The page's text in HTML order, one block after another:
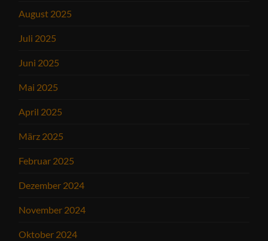
August 2025
Juli 2025
Juni 2025
Mai 2025
April 2025
März 2025
Februar 2025
Dezember 2024
November 2024
Oktober 2024